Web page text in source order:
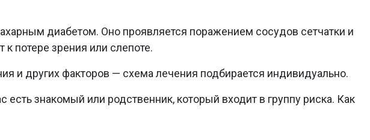
диабетом. Оно проявляется поражением сосудов сетчатки и
потере зрения или слепоте.
и других факторов — схема лечения подбирается индивидуально.
есть знакомый или родственник, который входит в группу риска. Как